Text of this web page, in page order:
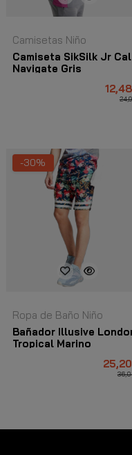
Camisetas Niño
Camiseta SikSilk Jr
Navigate Gris
-30%
Ropa de Baño Niño
Bañador Illusive
Tropical Marino